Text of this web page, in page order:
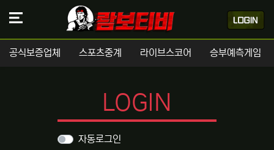
공식보증업체 스포츠중계 라이브스코어 승부예측게임
LOGIN
자동로그인